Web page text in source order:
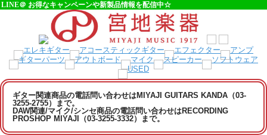
LINE＠ お得なキャンペーンや新製品情報を配信中☆
ギター関連商品の電話問い合わせはMIYAJI GUITARS KANDA（03-
3255-2755）まで。
DAW関連/マイク/シンセ商品の電話問い合わせはRECORDING
PROSHOP MIYAJI（03-3255-3332）まで。